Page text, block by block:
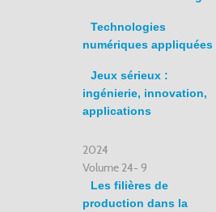
Technologies
numériques appliquées
Jeux sérieux :
ingénierie, innovation,
applications
2024
Volume 24- 9
Les filières de
production dans la